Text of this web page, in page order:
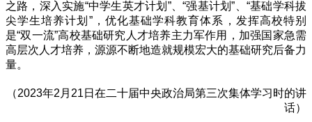
之路，深入实施“中学生英才计划”、“强基计划”、“基础学科拔
尖学生培养计划”，优化基础学科教育体系，发挥高校特别
是“双一流”高校基础研究人才培养主力军作用，加强国家急需
高层次人才培养，源源不断地造就规模宏大的基础研究后备力
量。
（2023年2月21日在二十届中央政治局第三次集体学习时的讲
话）